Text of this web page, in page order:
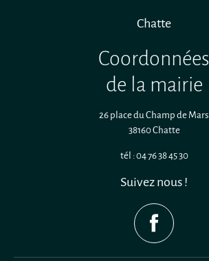
Chatte
Coordonnées
de la mairie
26 place du Champ de Mars
38160 Chatte
tél : 04 76 38 45 30
Suivez nous !